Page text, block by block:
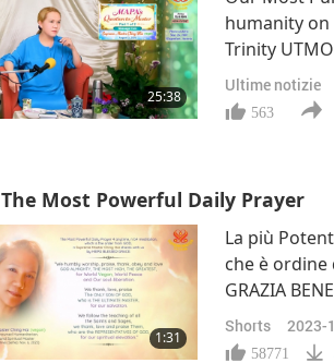
25:38
humanity on
Trinity
Her from
Ultime notizie
563
The Most Powerful Daily Prayer
1:31
La più
che è ordine
GRAZIA
amiamo DIO
Mondo di
Shorts 2023-
58771